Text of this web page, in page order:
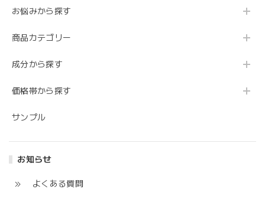
お悩みから探す
商品カテゴリー
成分から探す
価格帯から探す
サンプル
お知らせ
よくある質問